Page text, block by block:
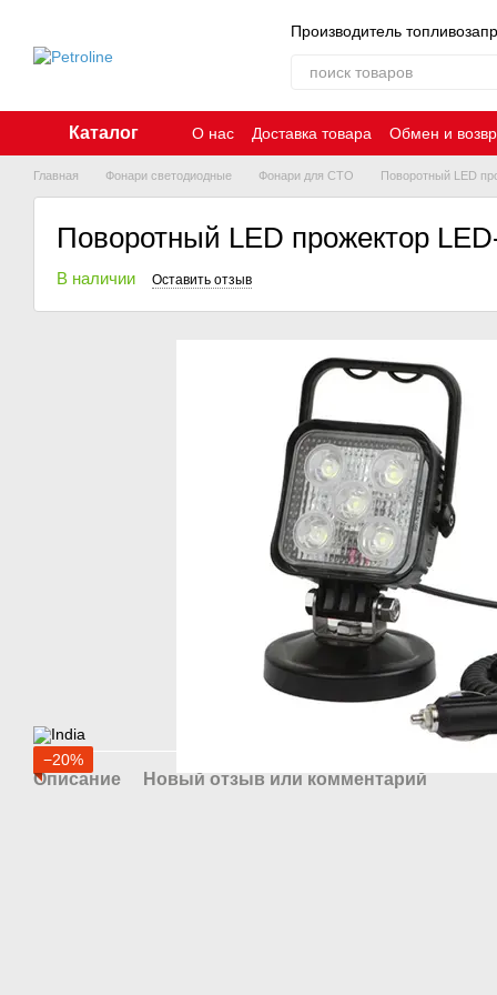
Производитель
Каталог О нас Доставка товара Обмен и
Главная Фонари светодиодные Фонари для СТО Поворотный LED
Поворотный LED прожектор
В наличии Оставить отзыв
−20%
Описание Новый отзыв или комментарий